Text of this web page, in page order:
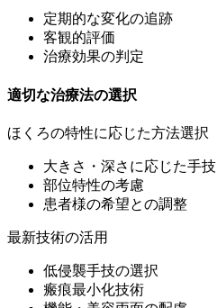
定期的な変化の追跡
客観的評価
治療効果の判定
適切な治療法の選択
ほくろの特性に応じた方法選択
大きさ・深さに応じた手技
部位特性の考慮
患者様の希望との調整
最新技術の活用
低侵襲手技の選択
瘢痕最小化技術